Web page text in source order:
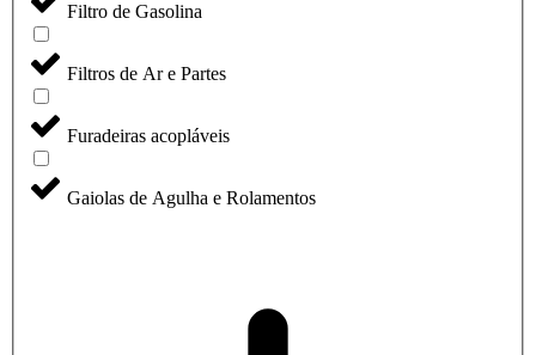
Filtro de Gasolina
Filtros de Ar e Partes
Furadeiras acopláveis
Gaiolas de Agulha e Rolamentos